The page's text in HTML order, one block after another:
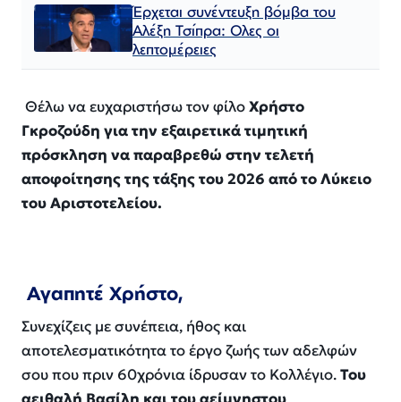
Έρχεται συνέντευξη βόμβα του
Αλέξη Τσίπρα: Ολες οι
λεπτομέρειες
Θέλω να ευχαριστήσω τον φίλοΧρήστο
Γκροζούδη για την εξαιρετικά τιμητική
πρόσκληση να παραβρεθώ στην τελετή
αποφοίτησης της τάξης του 2026 από το Λύκειο
του Αριστοτελείου.
Αγαπητέ Χρήστο,
Συνεχίζεις με συνέπεια, ήθος και
αποτελεσματικότητα το έργο ζωής των αδελφών
σου που πριν 60χρόνια ίδρυσαν το Κολλέγιο.Του